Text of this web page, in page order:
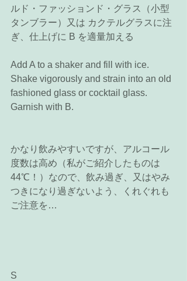
ルド・ファッションド・グラス（小型
タンブラー）又は カクテルグラスに注
ぎ、仕上げに B を適量加える
Add A to a shaker and fill with ice.
Shake vigorously and strain into an old
fashioned glass or cocktail glass.
Garnish with B.
かなり飲みやすいですが、アルコール
度数は高め（私がご紹介したものは
44℃！）なので、飲み過ぎ、又はやみ
つきになり過ぎないよう、くれぐれも
ご注意を…
S